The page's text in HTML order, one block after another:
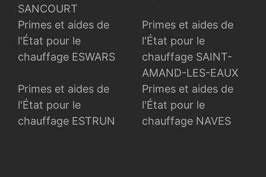
SANCOURT
Primes et aides de
l'État pour le
chauffage ESWARS
Primes et aides de
l'État pour le
chauffage SAINT-
AMAND-LES-EAUX
Primes et aides de
l'État pour le
chauffage ESTRUN
Primes et aides de
l'État pour le
chauffage NAVES